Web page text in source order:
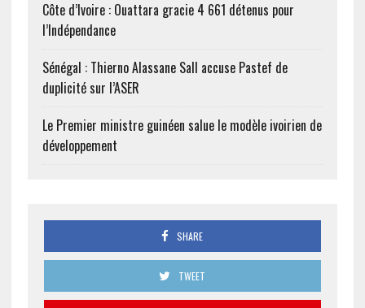
Côte d’Ivoire : Ouattara gracie 4 661 détenus pour
l’Indépendance
Sénégal : Thierno Alassane Sall accuse Pastef de
duplicité sur l’ASER
Le Premier ministre guinéen salue le modèle ivoirien de
développement
SHARE
TWEET